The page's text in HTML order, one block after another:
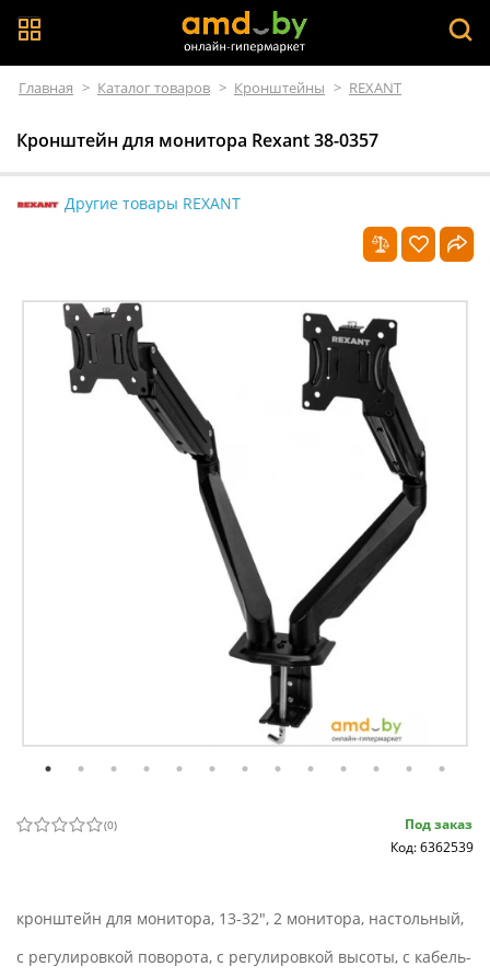
Главная > Каталог товаров > Кронштейны > REXANT
Кронштейн для монитора Rexant 38-0357
Другие товары REXANT
(0)
Под заказ
Код: 6362539
кронштейн для монитора, 13-32", 2 монитора, настольный,
с регулировкой поворота, с регулировкой высоты, с кабель-